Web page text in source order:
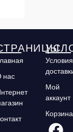
нас
Условия
Мой
аккаунт
Корзина